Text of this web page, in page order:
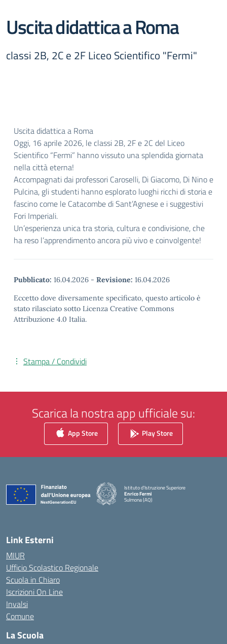
Uscita didattica a Roma
classi 2B, 2C e 2F Liceo Scientifico "Fermi"
Uscita didattica a Roma
Oggi, 16 aprile 2026, le classi 2B, 2F e 2C del Liceo
Scientifico “Fermi” hanno vissuto una splendida giornata
nella città eterna!
Accompagnati dai professori Caroselli, Di Giacomo, Di Nino e
Pulcina, gli studenti hanno esplorato luoghi ricchi di storia e
fascino come le Catacombe di Sant’Agnese e i suggestivi
Fori Imperiali.
Un’esperienza unica tra storia, cultura e condivisione, che
ha reso l’apprendimento ancora più vivo e coinvolgente!
Pubblicato: 16.04.2026 - Revisione: 16.04.2026
Eccetto dove diversamente specificato, questo articolo è
stato rilasciato sotto Licenza Creative Commons
Attribuzione 4.0 Italia.
Stampa / Condividi
Scarica la nostra app ufficiale su:
App Store Play Store
Istituto d'Istruzione Superiore
Enrico Fermi
Sulmona (AQ)
— Visita la pagina iniziale della scuola
Link Esterni
MIUR
Ufficio Scolastico Regionale
Scuola in Chiaro
Iscrizioni On Line
Invalsi
Comune
La Scuola